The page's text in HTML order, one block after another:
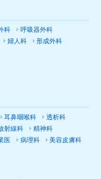
科
呼吸器外科
婦人科
形成外科
耳鼻咽喉科
透析科
射線科
精神科
医 病理科
美容皮膚科